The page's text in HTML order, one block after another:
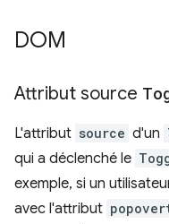
DOM
Attribut source
L'attribut source d'un
qui a déclenché le
exemple, si un
avec l'attribut